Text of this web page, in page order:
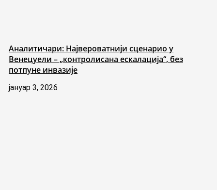
Аналитичари: Највероватнији сценарио у
Венецуели – „контролисана ескалација“, без
потпуне инвазије
јануар 3, 2026